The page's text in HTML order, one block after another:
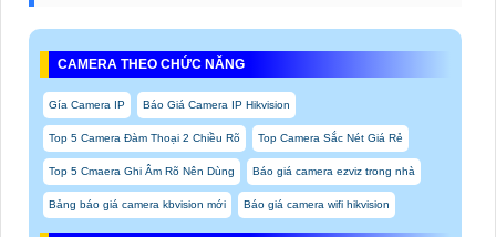
CAMERA THEO CHỨC NĂNG
Gía Camera IP Báo Giá Camera IP Hikvision
Top 5 Camera Đàm Thoại 2 Chiều Rõ Top Camera Sắc Nét Giá Rẻ
Top 5 Cmaera Ghi Âm Rõ Nên Dùng Báo giá camera ezviz trong nhà
Bảng báo giá camera kbvision mới Báo giá camera wifi hikvision